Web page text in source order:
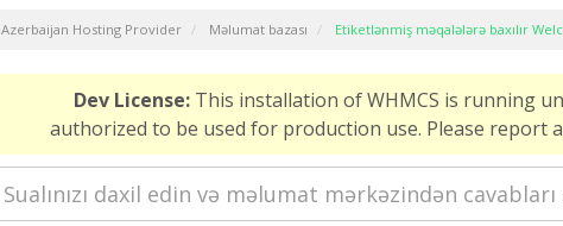
Azerbaijan Hosting Provider Məlumat bazası Etiketlənmiş məqalələrə baxılır
Dev License: This installation of WHMCS is running
authorized to be used for production use. Please report